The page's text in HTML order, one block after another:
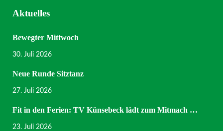
Aktuelles
Bewegter Mittwoch
30. Juli 2026
Neue Runde Sitztanz
27. Juli 2026
Fit in den Ferien: TV Künsebeck lädt zum Mitmach …
23. Juli 2026